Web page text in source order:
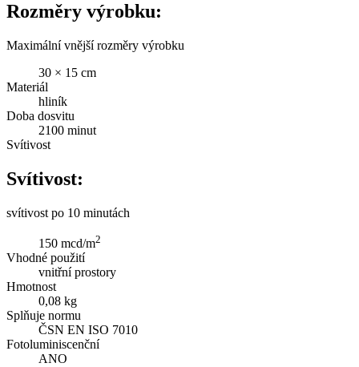
Rozměry výrobku:
Maximální vnější rozměry výrobku
30 × 15 cm
Materiál
hliník
Doba dosvitu
2100 minut
Svítivost
Svítivost:
svítivost po 10 minutách
150 mcd/m2
Vhodné použití
vnitřní prostory
Hmotnost
0,08 kg
Splňuje normu
ČSN EN ISO 7010
Fotoluminiscenční
ANO